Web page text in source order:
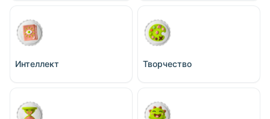
Интеллект Творчество